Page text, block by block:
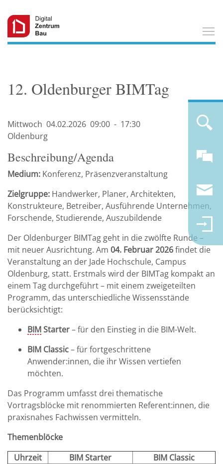
12. Oldenburger BIMTag
Mittwoch 04.02.2026 09:00 - 17:30
Oldenburg
Beschreibung/Agenda
Medium: Konferenz, Präsenzveranstaltung
Zielgruppe: Handwerker, Planer, Architekten,
Konstrukteure, Betreiber, Ausführende Unternehmen,
Forschende, Studierende, Auszubildende
Der Oldenburger BIMTag geht in die zwölfte Runde –
mit neuer Ausrichtung. Am 04. Februar 2026findet die
Veranstaltung an der Jade Hochschule, Campus
Oldenburg, statt. Erstmals wird der BIMTag kompakt an
einem Tag durchgeführt – mit einem zweigeteilten
Programm, das unterschiedliche Wissensstände
berücksichtigt:
BIMStarter– für den Einstieg in die BIM-Welt.
BIM Classic– für fortgeschrittene
Anwender:innen, die ihr Wissen vertiefen
möchten.
Das Programm umfasst drei thematische
Vortragsblöcke mit renommierten Referent:innen, die
praxisnahes Fachwissen vermitteln.
Themenblöcke
Uhrzeit
BIM Starter
BIM Classic